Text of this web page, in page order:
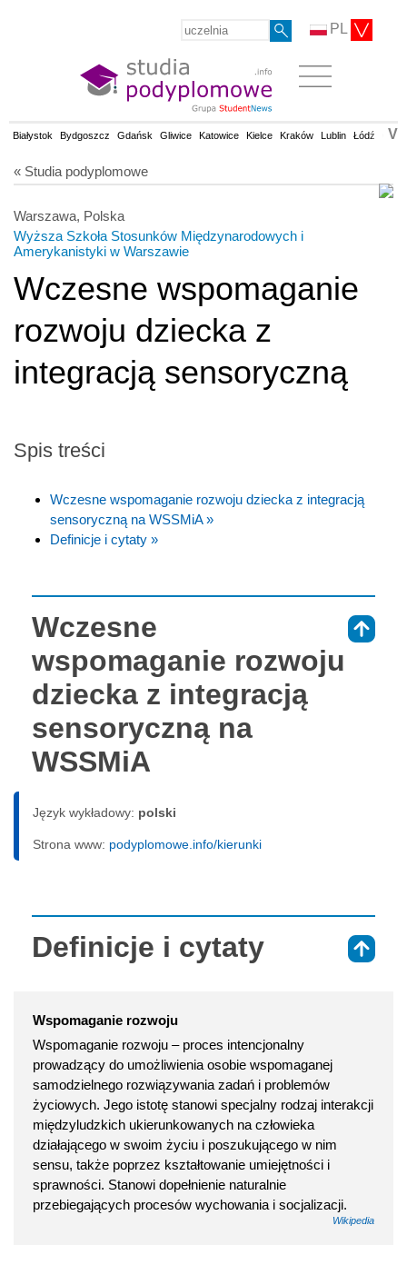
PL
Białystok Bydgoszcz Gdańsk Gliwice Katowice Kielce Kraków Lublin Łódź V
« Studia podyplomowe
Warszawa, Polska
Wyższa Szkoła Stosunków Międzynarodowych i
Amerykanistyki w Warszawie
Wczesne wspomaganie
rozwoju dziecka z
integracją sensoryczną
Spis treści
Wczesne wspomaganie rozwoju dziecka z integracją
sensoryczną na WSSMiA »
Definicje i cytaty »
Wczesne
wspomaganie rozwoju
dziecka z integracją
sensoryczną na
WSSMiA
Język wykładowy: polski
Strona www: podyplomowe.info/kierunki
Definicje i cytaty
Wspomaganie rozwoju
Wspomaganie rozwoju – proces intencjonalny
prowadzący do umożliwienia osobie wspomaganej
samodzielnego rozwiązywania zadań i problemów
życiowych. Jego istotę stanowi specjalny rodzaj interakcji
międzyludzkich ukierunkowanych na człowieka
działającego w swoim życiu i poszukującego w nim
sensu, także poprzez kształtowanie umiejętności i
sprawności. Stanowi dopełnienie naturalnie
przebiegających procesów wychowania i socjalizacji.
Wikipedia